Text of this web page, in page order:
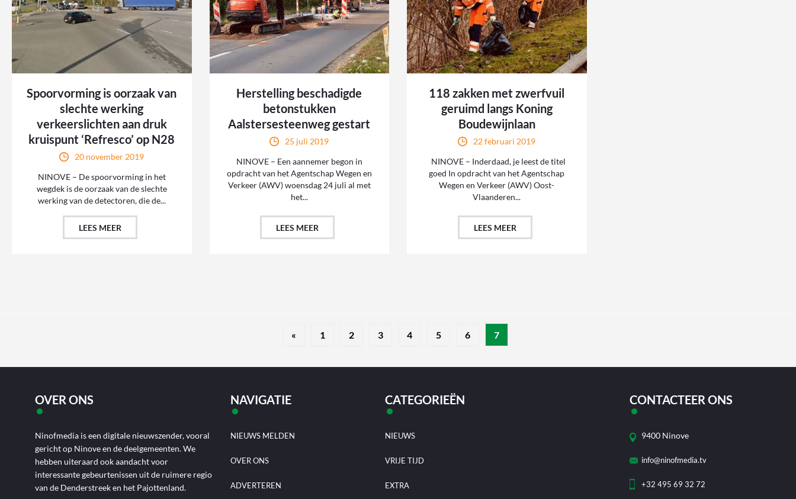
Spoorvorming is oorzaak van
slechte werking
verkeerslichten aan druk
kruispunt ‘Refresco’ op N28
20 november 2019
NINOVE – De spoorvorming in het
wegdek is de oorzaak van de slechte
werking van de detectoren, die de...
LEES MEER
Herstelling beschadigde
betonstukken
Aalstersesteenweg gestart
25 juli 2019
NINOVE – Een aannemer begon in
opdracht van het Agentschap Wegen en
Verkeer (AWV) woensdag 24 juli al met
het...
LEES MEER
118 zakken met zwerfvuil
geruimd langs Koning
Boudewijnlaan
22 februari 2019
NINOVE – Inderdaad, je leest de titel
goed In opdracht van het Agentschap
Wegen en Verkeer (AWV) Oost-
Vlaanderen...
LEES MEER
« 1 2 3 4 5 6 7
OVER ONS
Ninofmedia is een digitale nieuwszender, vooral
gericht op Ninove en de deelgemeenten. We
hebben uiteraard ook aandacht voor
interessante gebeurtenissen uit de ruimere regio
van de Denderstreek en het Pajottenland.
NAVIGATIE
NIEUWS MELDEN
OVER ONS
ADVERTEREN
CATEGORIEËN
NIEUWS
VRIJE TIJD
EXTRA
CONTACTEER ONS
9400 Ninove
info@ninofmedia.tv
+32 495 69 32 72